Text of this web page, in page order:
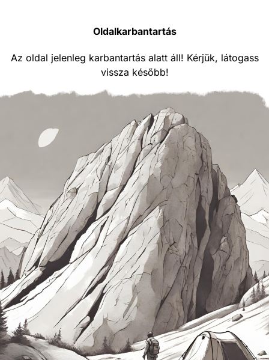
Oldalkarbantartás
Az oldal jelenleg karbantartás alatt áll! Kérjük, látogass
vissza később!